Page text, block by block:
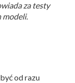
za testy
modeli.
od razu